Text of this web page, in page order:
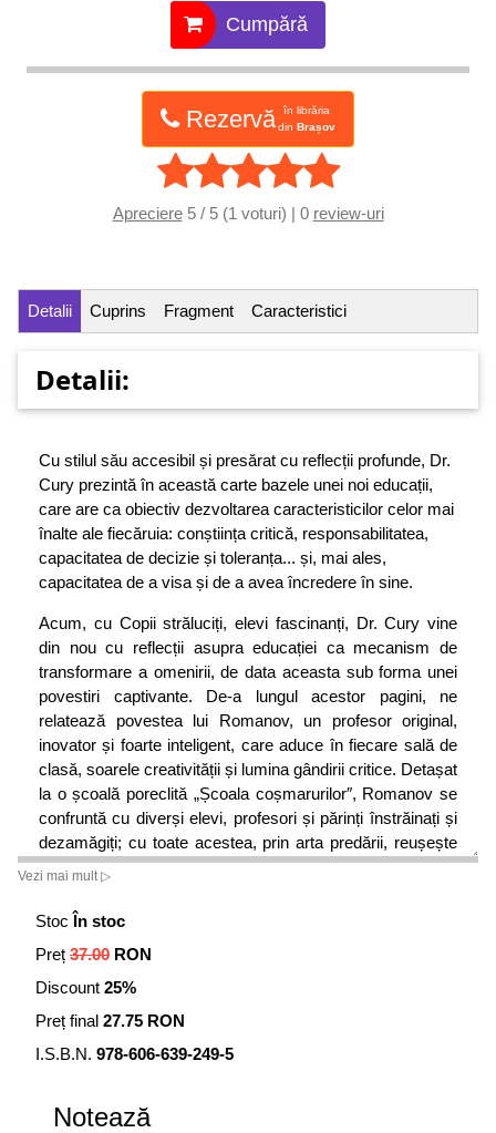
Cumpără
Rezervă
în librăria
din Brașov
Apreciere5 / 5 (1 voturi) | 0 review-uri
Detalii Cuprins Fragment Caracteristici
Detalii:
Cu stilul său accesibil și presărat cu reflecții profunde, Dr.
Cury prezintă în această carte bazele unei noi educații,
care are ca obiectiv dezvoltarea caracteristicilor celor mai
înalte ale fiecăruia: conștiința critică, responsabilitatea,
capacitatea de decizie și toleranța... și, mai ales,
capacitatea de a visa și de a avea încredere în sine.
Acum, cu Copii străluciți, elevi fascinanți, Dr. Cury vine
din nou cu reflecții asupra educației ca mecanism de
transformare a omenirii, de data aceasta sub forma unei
povestiri captivante. De-a lungul acestor pagini, ne
relatează povestea lui Romanov, un profesor original,
inovator și foarte inteligent, care aduce în fiecare sală de
clasă, soarele creativității și lumina gândirii critice. Detașat
la o școală poreclită „Școala coșmarurilor″, Romanov se
confruntă cu diverși elevi, profesori și părinți înstrăinați și
dezamăgiți; cu toate acestea, prin arta predării, reușește
să le redea, cu încetul, capacitatea de a visa și de a
Copiii buni se pregătesc pentru succes, copiii străluciți se
pregătesc să înfrunte eșecuri și frustrări. Elevii buni se
pregătesc pentru a primi o diplomă, elevii fascinanți se
Vezi mai mult ▷
Stoc În stoc
Preț 37.00 RON
Discount 25%
Preț final 27.75 RON
I.S.B.N. 978-606-639-249-5
Notează